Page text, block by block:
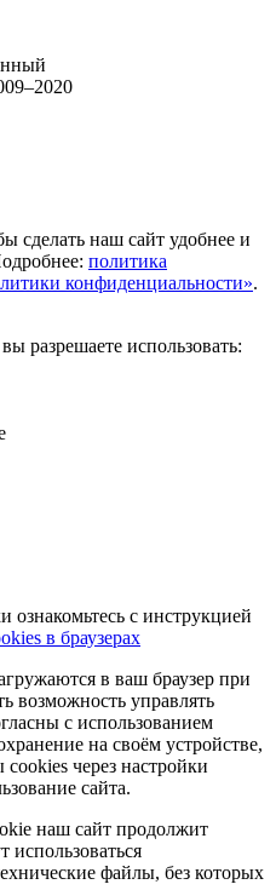
сделать наш сайт удобнее и
политика
конфиденциальности».
разрешаете использовать:
ознакомьтесь с инструкцией
в браузерах
в ваш браузер при
возможность управлять
с использованием
на своём устройстве,
через настройки
сайта.
наш сайт продолжит
использоваться
файлы, без которых